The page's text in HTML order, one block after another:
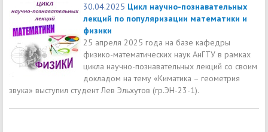
30.04.2025 Цикл научно-познавательных
лекций по популяризации математики и
физики
25 апреля 2025 года на базе кафедры
физико-математических наук АнГТУ в рамках
цикла научно-познавательных лекций со своим
докладом на тему «Киматика – геометрия
звука» выступил студент Лев Эльхутов (гр.ЭН-23-1).